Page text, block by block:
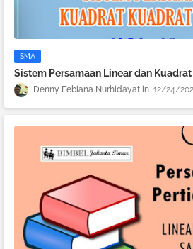
SMA
Sistem Persamaan Linear dan Kuadrat
Denny Febiana Nurhidayat 12/24/